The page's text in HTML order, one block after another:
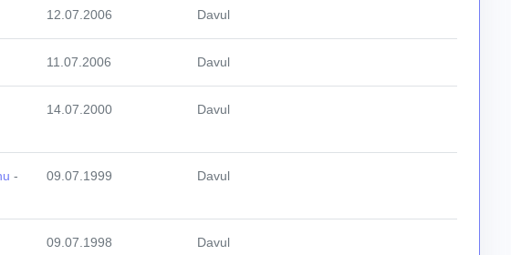
12.07.2006 Davul
11.07.2006 Davul
14.07.2000 Davul
-
09.07.1999 Davul
09.07.1998 Davul